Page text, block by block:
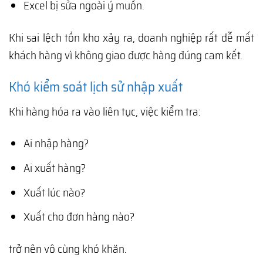
Excel bị sửa ngoài ý muốn.
Khi sai lệch tồn kho xảy ra, doanh nghiệp rất dễ mất
khách hàng vì không giao được hàng đúng cam kết.
Khó kiểm soát lịch sử nhập xuất
Khi hàng hóa ra vào liên tục, việc kiểm tra:
Ai nhập hàng?
Ai xuất hàng?
Xuất lúc nào?
Xuất cho đơn hàng nào?
trở nên vô cùng khó khăn.